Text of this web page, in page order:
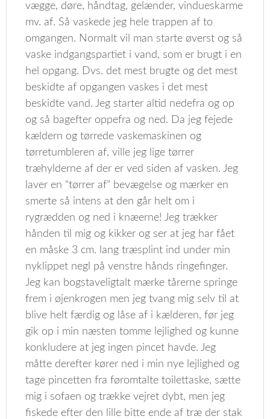
vægge, døre, håndtag, gelænder, vindueskarme
mv. af. Så vaskede jeg hele trappen af to
omgangen. Normalt vil man starte øverst og så
vaske indgangspartiet i vand, som er brugt i en
hel opgang. Dvs. det mest brugte og det mest
beskidte af opgangen vaskes i det mest
beskidte vand. Jeg starter altid nedefra og op
og så bagefter oppefra og ned. Da jeg fejede
kældern og tørrede vaskemaskinen og
tørretumbleren af, ville jeg lige tørrer
træhylderne af der er ved siden af vasken. Jeg
laver en “tørrer af” bevægelse og mærker en
smerte så intens at den går helt om i
rygrædden og ned i knæerne! Jeg trækker
hånden til mig og kikker og ser at jeg har fået
en måske 3 cm. lang træsplint ind under min
nyklippet negl på venstre hånds ringefinger.
Jeg kan bogstaveligtalt mærke tårerne springe
frem i øjenkrogen men jeg tvang mig selv til at
blive helt færdig og låse af i kælderen, før jeg
gik op i min næsten tomme lejlighed og kunne
konkludere at jeg ingen pincet havde. Jeg
måtte derefter kører ned i min nye lejlighed og
tage pincetten fra føromtalte toilettaske, sætte
mig i sofaen og trække vejret dybt, men jeg
fiskede efter den lille bitte ende af træ der stak